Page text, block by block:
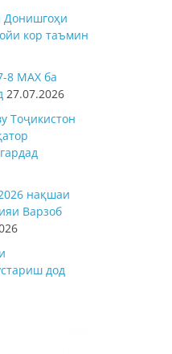
Донишгоҳи
кор таъмин
8 MAX ба
27.07.2026
Тоҷикистон
нақшаи
Варзоб
дод